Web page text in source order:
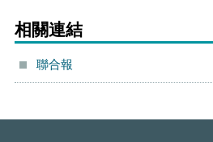
相關連結
聯合報